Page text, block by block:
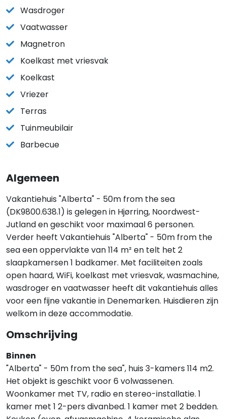
Wasdroger
Vaatwasser
Magnetron
Koelkast met vriesvak
Koelkast
Vriezer
Terras
Tuinmeubilair
Barbecue
Algemeen
Vakantiehuis "Alberta" - 50m from the sea
(DK9800.638.1) is gelegen in Hjørring, Noordwest-
Jutland en geschikt voor maximaal 6 personen.
Verder heeft Vakantiehuis "Alberta" - 50m from the
sea een oppervlakte van 114 m² en telt het 2
slaapkamersen 1 badkamer. Met faciliteiten zoals
open haard, WiFi, koelkast met vriesvak, wasmachine,
wasdroger en vaatwasser heeft dit vakantiehuis alles
voor een fijne vakantie in Denemarken. Huisdieren zijn
welkom in deze accommodatie.
Omschrijving
Binnen
"Alberta" - 50m from the sea", huis 3-kamers 114 m2.
Het objekt is geschikt voor 6 volwassenen.
Woonkamer met TV, radio en stereo-installatie. 1
kamer met 1 2-pers divanbed. 1 kamer met 2 bedden.